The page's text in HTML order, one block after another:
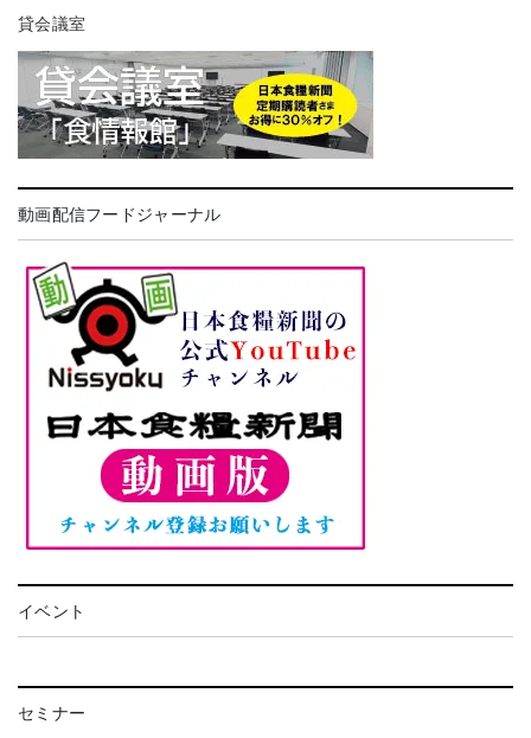
貸会議室
動画配信フードジャーナル
イベント
セミナー